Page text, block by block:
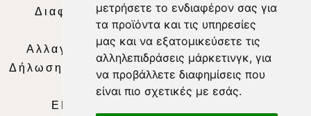
μετρήσετε το ενδιαφέρον σας για
τα προϊόντα και τις υπηρεσίες
μας και να εξατομικεύσετε τις
αλληλεπιδράσεις μάρκετινγκ, για
να προβάλλετε διαφημίσεις που
είναι πιο σχετικές με εσάς.
Διαφήμιση|Όροι Χρήσης|Δήλωση
Απορρήτου|Περιεχόμενο
Αλλαγή Προτιμήσεων για τα Cookies
Δήλωση συμμόρφωσης με τη σύσταση (ΕΕ)
2018/334 |Ταυτότητα
ΕΝΗΜΕΡΩΣΗ